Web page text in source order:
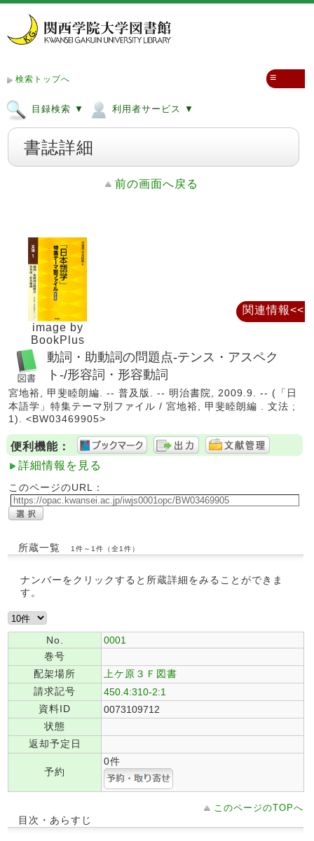
検索トップへ
目録検索 ▼ 利用者サービス ▼
≡
書誌詳細
前の画面へ戻る
image by
BookPlus
動詞・助動詞の問題点-テンス・アスペク
ト-/形容詞・形容動詞
宮地裕, 甲斐睦朗編. -- 普及版. -- 明治書院, 2009.9. -- (「日
本語学」特集テーマ別ファイル / 宮地裕, 甲斐睦朗編 . 文法 ;
1). <BW03469905>
便利機能：
詳細情報を見る
このページのURL：
所蔵一覧 1件～1件（全1件）
ナンバーをクリックすると所蔵詳細をみることができま
す。
No.
0001
巻号
配架場所
上ケ原３Ｆ図書
請求記号
450.4:310-2:1
資料ID
0073109712
状態
返却予定日
予約
0件
このページのTOPへ
目次・あらすじ
関連情報<<